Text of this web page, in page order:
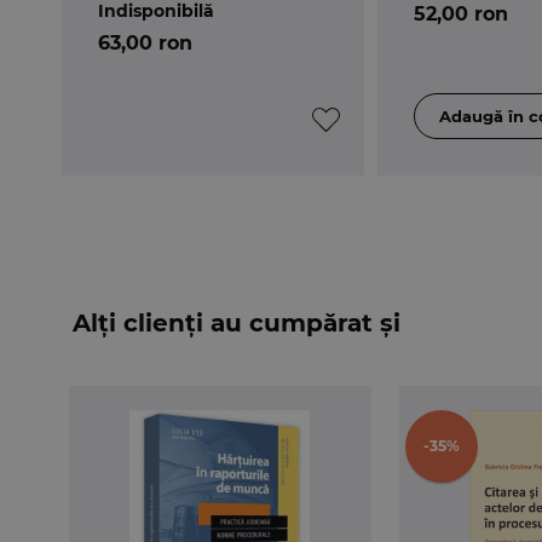
63,00 ron
Indisponibilă 52,00 ron
Alți clienți au cumpărat și
-35%